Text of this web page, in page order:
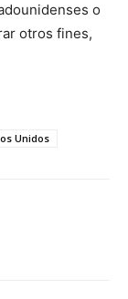
o
otros fines,
Unidos